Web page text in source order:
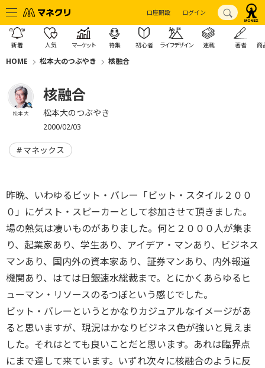
口座開設 ログイン
新着 人気 マーケット 特集 初心者 ライフデザイン 連載 著者 商
HOME 松本大のつぶやき 核融合
松本 大
核融合
松本大のつぶやき
2000/02/03
マネックス
昨晩、いわゆるビット・バレー「ビット・スタイル２００
０」にゲスト・スピーカーとして参加させて頂きました。
場の熱気は凄いものがありました。何と２０００人が集ま
り、起業家あり、学生あり、アイデア・マンあり、ビジネス
マンあり、国内外の資本家あり、証券マンあり、内外報道
機関あり、はては日銀速水総裁まで。とにかくあらゆるヒ
ューマン・リソースのるつぼという感じでした。
ビット・バレーというとかなりカジュアルなイメージがあ
ると思いますが、現況はかなりビジネス色が強いと見えま
した。それはとても良いことだと思います。あれは臨界点
にまで達して来ています。いずれ次々に核融合のように反